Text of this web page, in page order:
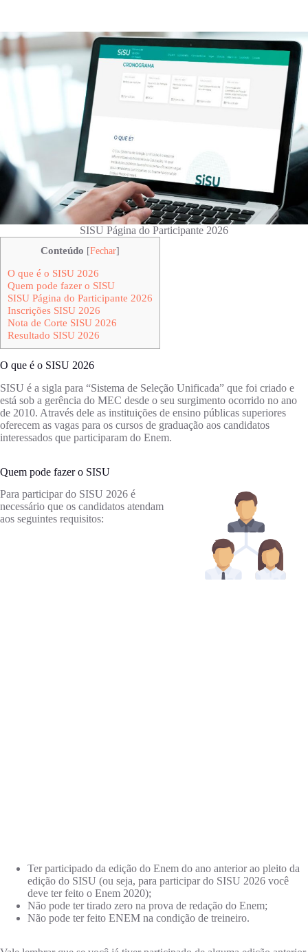
SISU Página do Participante 2026
Conteúdo [Fechar]
O que é o SISU 2026
Quem pode fazer o SISU
SISU Página do Participante 2026
Inscrições SISU 2026
Nota de Corte SISU 2026
Resultado SISU 2026
O que é o SISU 2026
SISU é a sigla para “Sistema de Seleção Unificada” que foi criado e
está sob a gerência do MEC desde o seu surgimento ocorrido no ano
de 2010. Através dele as instituições de ensino públicas superiores
oferecem as vagas para os cursos de graduação aos candidatos
interessados que participaram do Enem.
Quem pode fazer o SISU
Para participar do SISU 2026 é
necessário que os candidatos atendam
aos seguintes requisitos:
Ter participado da edição do Enem do ano anterior ao pleito da
edição do SISU (ou seja, para participar do SISU 2026 você
deve ter feito o Enem 2020);
Não pode ter tirado zero na prova de redação do Enem;
Não pode ter feito ENEM na condição de treineiro.